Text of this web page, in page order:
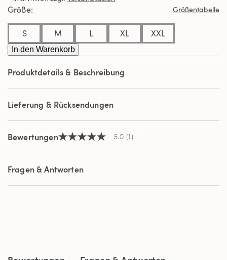
Durchschnittswert
Bewertung.
Read
a
Review.
Link
derselben
Größe Größentabelle
S M L XL XXL
In den Warenkorb
Produktdetails & Beschreibung
Lieferung & Rücksendungen
Bewertungen5.0
5
Sternen,
Durchschnittswert
Bewertung.
5.0 (1)
Fragen & Antworten